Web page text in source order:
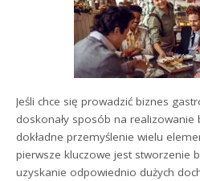
Jeśli chce się prowadzić biznes
doskonały sposób na realizowanie
dokładne przemyślenie wielu
pierwsze kluczowe jest stworzenie
uzyskanie odpowiednio dużych